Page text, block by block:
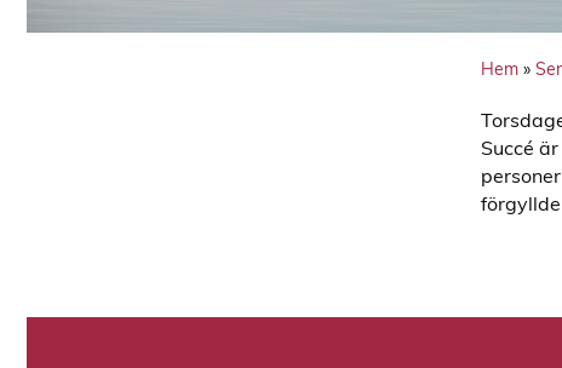
Hem»
Succé